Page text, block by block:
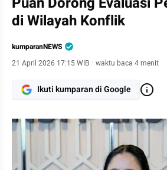
di Wilayah Konflik
kumparanNEWS
21 April 2026 17:15 WIB · waktu baca 4 menit
Ikuti kumparan di Google